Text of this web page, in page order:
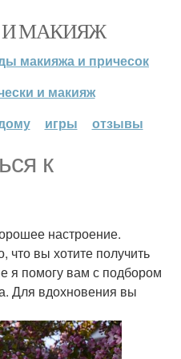
И МАКИЯЖ
макияжа и причесок
и макияж
игры отзывы
к
настроение.
что вы хотите получить
я помогу вам с подбором
Для вдохновения вы